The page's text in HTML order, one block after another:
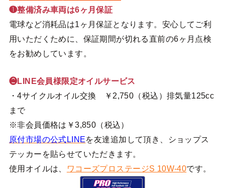
❶整備済み車両は6ヶ月保証
電球など消耗品は1ヶ月保証となります。安心してご利
用いただくために、保証期間が切れる直前の6ヶ月点検
をお勧めしています。
❷LINE会員様限定オイルサービス
・4サイクルオイル交換 ￥2,750（税込）排気量125cc
まで
※非会員価格は￥3,850（税込）
原付市場の公式LINEを友達追加して頂き、ショップス
テッカーを貼らせていただきます。
使用オイルは、
ワコーズプロステージS 10W-40です。